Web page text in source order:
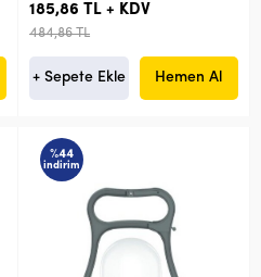
185,86 TL + KDV
484,86 TL
+ Sepete Ekle Hemen Al
%44
indirim